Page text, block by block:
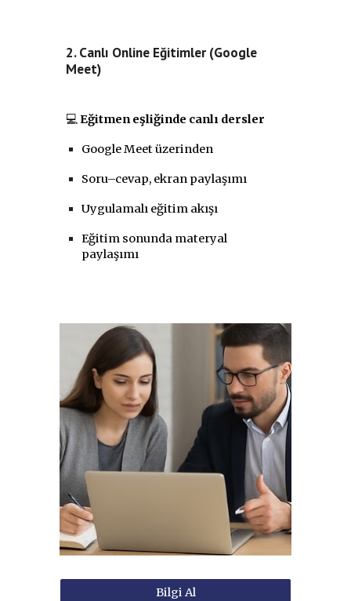
2. Canlı Online Eğitimler (Google
Meet)
💻Eğitmen eşliğinde canlı dersler
Google Meet üzerinden
Soru–cevap, ekran paylaşımı
Uygulamalı eğitim akışı
Eğitim sonunda materyal
paylaşımı
Bilgi Al